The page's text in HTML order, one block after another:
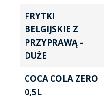
FRYTKI
BELGIJSKIE Z
PRZYPRAWĄ –
DUŻE
COCA COLA ZERO
0,5L